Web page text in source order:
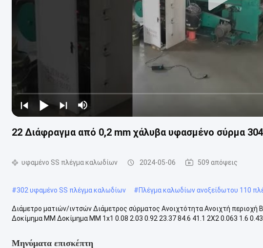
22 Διάφραγμα από 0,2 mm χάλυβα υφασμένο σύρμα
υφαμένο SS πλέγμα καλωδίων 2024-05-06 509 απόψεις
#302 υφαμένο SS πλέγμα καλωδίων #Πλέγμα καλωδίων ανοξείδωτου 110
Διάμετρο ματιών/ιντσών Διάμετρος σύρματος Ανοιχτότητα Ανοιχτή περιοχή
Δοκίμημα ΜΜ Δοκίμημα ΜΜ 1x1 0.08 2.03 0.92 23.37 84.6 41.1 2X2 0.063 1.6
Μηνύματα επισκέπτη